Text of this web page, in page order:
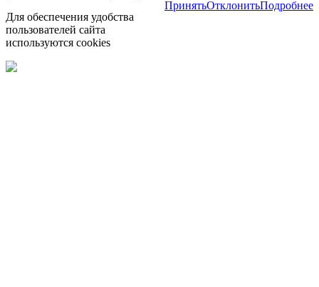
Для обеспечения удобства
пользователей сайта
используются cookies
ПринятьОтклонитьПодробнее